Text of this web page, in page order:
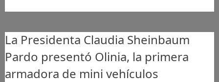
La Presidenta Claudia Sheinbaum
Pardo presentó Olinia, la primera
armadora de mini vehículos